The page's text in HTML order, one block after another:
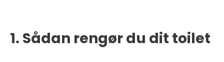
1. Sådan rengør du dit toilet